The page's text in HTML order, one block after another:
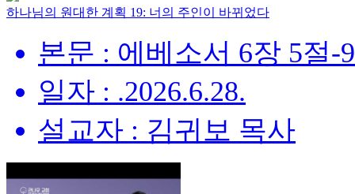
하나님의 원대한 계획 19: 너의 주인이 바뀌었다
본문 : 에베소서 6장 5절-
일자 : .2026.6.28.
설교자 : 김귀보 목사